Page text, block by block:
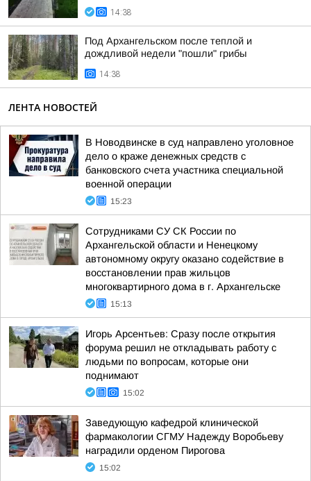
14:38
Под Архангельском после теплой и
дождливой недели "пошли" грибы
14:38
ЛЕНТА НОВОСТЕЙ
В Новодвинске в суд направлено уголовное
дело о краже денежных средств с
банковского счета участника специальной
военной операции
15:23
Сотрудниками СУ СК России по
Архангельской области и Ненецкому
автономному округу оказано содействие в
восстановлении прав жильцов
многоквартирного дома в г. Архангельске
15:13
Игорь Арсентьев: Сразу после открытия
форума решил не откладывать работу с
людьми по вопросам, которые они
поднимают
15:02
Заведующую кафедрой клинической
фармакологии СГМУ Надежду Воробьеву
наградили орденом Пирогова
15:02